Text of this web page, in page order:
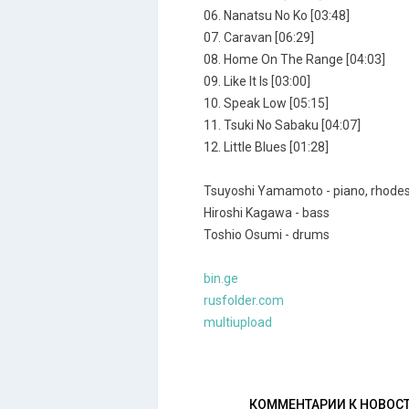
06. Nanatsu No Ko [03:48]
07. Caravan [06:29]
08. Home On The Range [04:03]
09. Like It Is [03:00]
10. Speak Low [05:15]
11. Tsuki No Sabaku [04:07]
12. Little Blues [01:28]
Tsuyoshi Yamamoto - piano,
Hiroshi Kagawa - bass
Toshio Osumi - drums
bin.ge
rusfolder.com
multiupload
КОММЕНТАРИИ К